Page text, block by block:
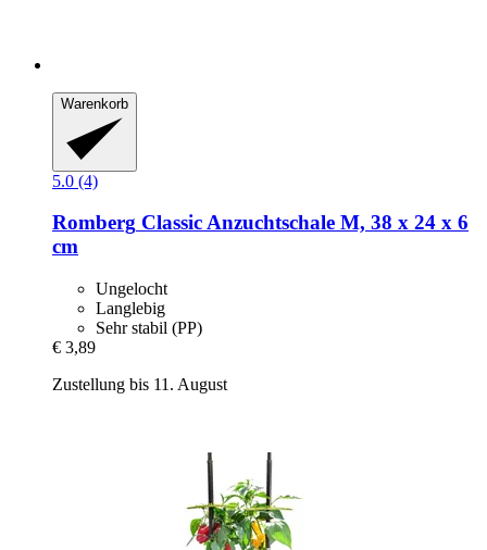
Warenkorb
5.0 (4)
Romberg Classic Anzuchtschale M, 38 x 24 x 6
cm
Ungelocht
Langlebig
Sehr stabil (PP)
€ 3,89
Zustellung bis 11. August